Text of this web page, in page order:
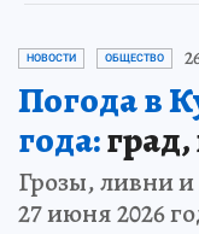
НОВОСТИ ОБЩЕСТВО
Погода в
года:
Грозы, ливни и
27 июня 2026